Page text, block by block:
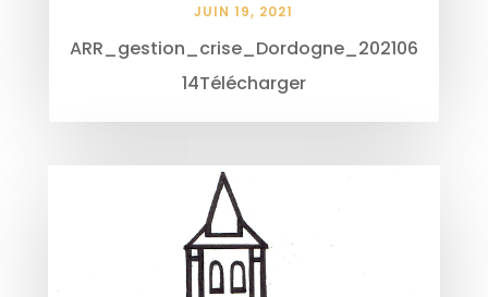
JUIN 19, 2021
ARR_gestion_crise_Dordogne_202106
14Télécharger